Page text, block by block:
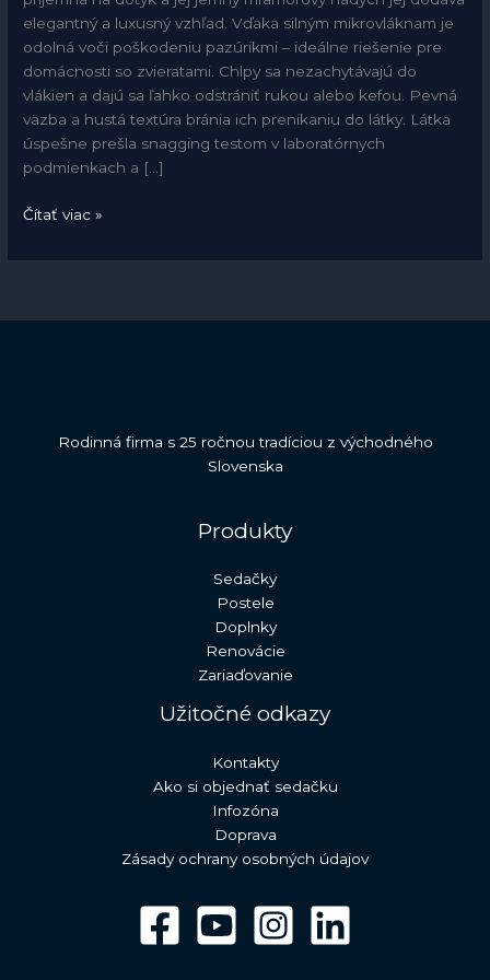
elegantný a luxusný vzhľad. Vďaka silným mikrovláknam je
odolná voči poškodeniu pazúrikmi – ideálne riešenie pre
domácnosti so zvieratami. Chlpy sa nezachytávajú do
vlákien a dajú sa ľahko odstrániť rukou alebo kefou. Pevná
väzba a hustá textúra bránia ich prenikaniu do látky. Látka
úspešne prešla snagging testom v laboratórnych
podmienkach a […]
Čítať viac »
Rodinná firma s 25 ročnou tradíciou z východného
Slovenska
Produkty
Sedačky
Postele
Doplnky
Renovácie
Zariaďovanie
Užitočné odkazy
Kontakty
Ako si objednať sedačku
Infozóna
Doprava
Zásady ochrany osobných údajov